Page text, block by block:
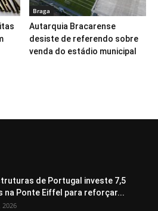
Braga
Autarquia Bracarense
desiste de referendo sobre
venda do estádio municipal
de Portugal investe 7,5
na Ponte Eiffel para reforçar...
2026